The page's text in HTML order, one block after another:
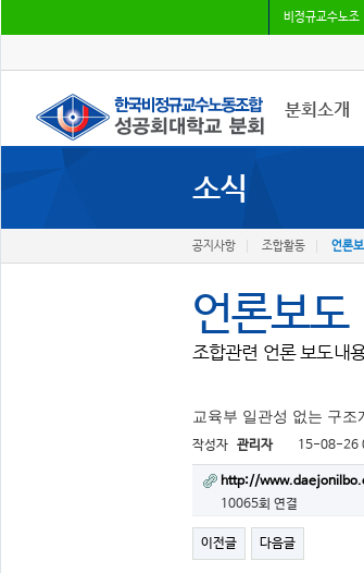
비정규교수노조
분회소개
조합원가입
소식
공지사항 조합활동 언론
언론보도
조합관련 언론 보도내
교육부 일관성 없는 구
작성자 관리자 15-08-26
http://
10065회 연결
이전글 다음글